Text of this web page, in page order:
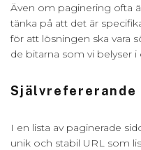
Även om paginering ofta
tänka på att det är
för att lösningen ska vara
de bitarna som vi belyser i
Självrefererande
I en lista av paginerade
unik och stabil URL som